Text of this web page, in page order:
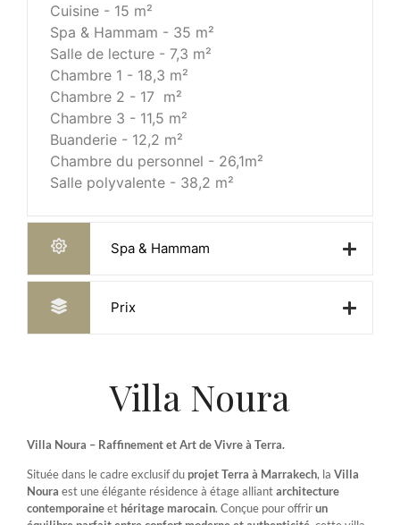
Cuisine - 15 m²
Spa & Hammam - 35 m²
Salle de lecture - 7,3 m²
Chambre 1 - 18,3 m²
Chambre 2 - 17 m²
Chambre 3 - 11,5 m²
Buanderie - 12,2 m²
Chambre du personnel - 26,1m²
Salle polyvalente - 38,2 m²
Spa & Hammam
Prix
Villa Noura
Villa Noura – RaffinementetArtdeVivreà Terra.
Situéedans lecadreexclusifdu projetTerra à Marrakech, la Villa
Noura estuneélégante résidenceà étagealliantarchitecture
contemporaineet héritage marocain. Conçue pouroffrirun